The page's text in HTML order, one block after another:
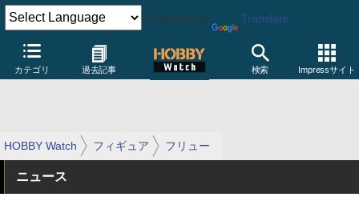
Powered by Translate
カテゴリ 過去記事 検索 Impressサイト
HOBBY Watch フィギュア フリュー
ニュース